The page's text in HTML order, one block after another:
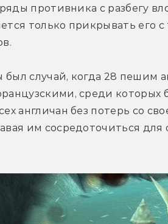
противника с разбегу
только прикрывать его
случай, когда 28 пешим
среди
англичан без потерь со
им сосредоточиться для